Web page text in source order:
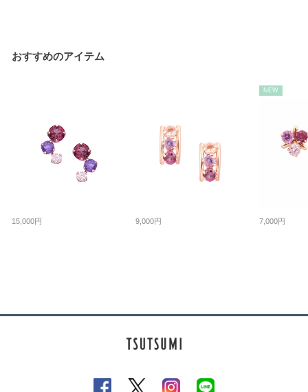
おすすめのアイテム
15,000円 9,000円
NEW
7,000円